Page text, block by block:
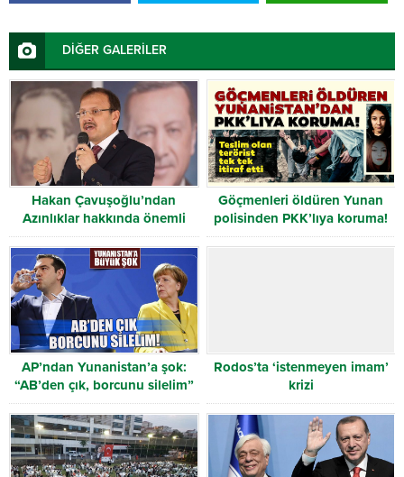
DİĞER GALERİLER
Hakan Çavuşoğlu’ndan
Azınlıklar hakkında önemli
açıklamalar
Göçmenleri öldüren Yunan
polisinden PKK’lıya koruma!
AP’ndan Yunanistan’a şok:
“AB’den çık, borcunu silelim”
Rodos’ta ‘istenmeyen imam’
krizi